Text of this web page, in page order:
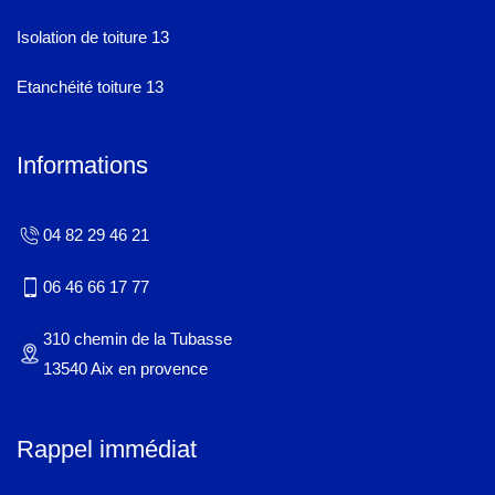
Isolation de toiture 13
Etanchéité toiture 13
Informations
04 82 29 46 21
06 46 66 17 77
310 chemin de la Tubasse
13540 Aix en provence
Rappel immédiat